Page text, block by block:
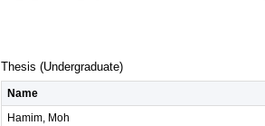
Thesis (Undergraduate)
Name
Hamim, Moh